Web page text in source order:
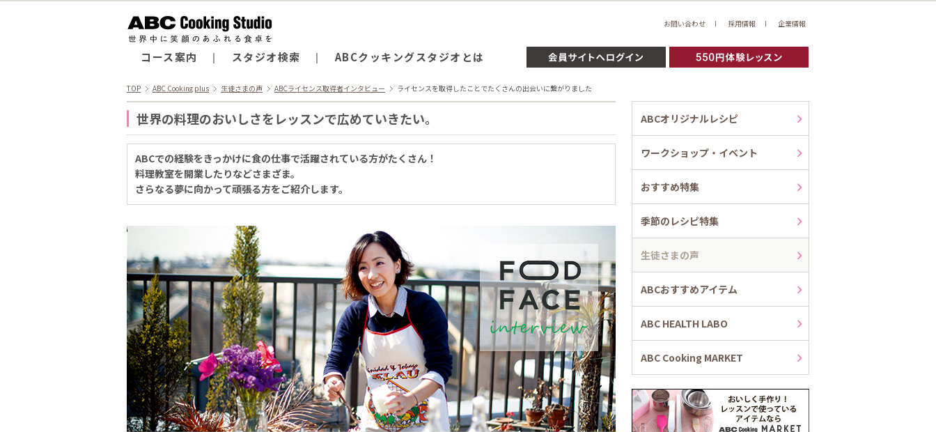
コース案内 スタジオ検索 ABCクッキングスタジオとは
お問い合わせ 採用情報 企業情報
TOP ABC Cooking plus 生徒さまの声 ABCライセンス取得者インタビュー ライセンスを取得したことでたくさんの出会いに繋がりました
世界の料理のおいしさをレッスンで広めていきたい。
ABCでの経験をきっかけに食の仕事で活躍されている方がたくさん！
料理教室を開業したりなどさまざま。
さらなる夢に向かって頑張る方をご紹介します。
ABCオリジナルレシピ
ワークショップ・イベント
おすすめ特集
季節のレシピ特集
生徒さまの声
ABCおすすめアイテム
ABC HEALTH LABO
ABC Cooking MARKET